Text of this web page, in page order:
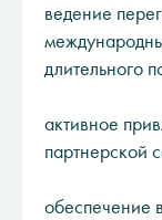
ведение
длительного
активное
партнерской
обеспечение